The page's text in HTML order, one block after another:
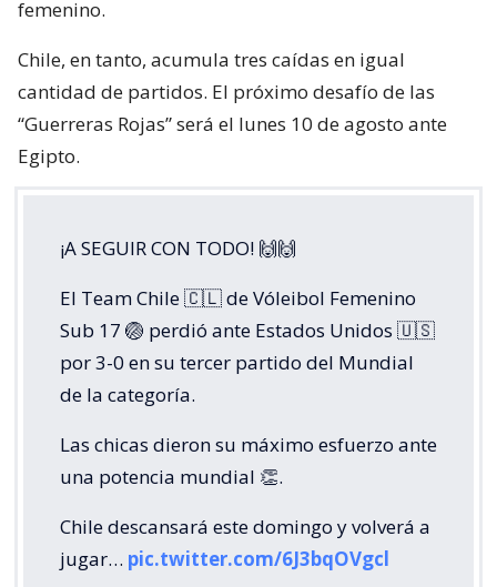
femenino.
Chile, en tanto, acumula tres caídas en igual
cantidad de partidos. El próximo desafío de las
“Guerreras Rojas” será el lunes 10 de agosto ante
Egipto.
¡A SEGUIR CON TODO! 🙌🙌
El Team Chile 🇨🇱 de Vóleibol Femenino
Sub 17 🏐 perdió ante Estados Unidos 🇺🇸
por 3-0 en su tercer partido del Mundial
de la categoría.
Las chicas dieron su máximo esfuerzo ante
una potencia mundial 👏.
Chile descansará este domingo y volverá a
jugar… pic.twitter.com/6J3bqOVgcl